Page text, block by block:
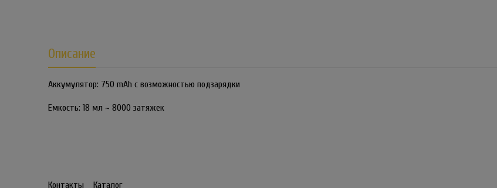
Описание
Аккумулятор: 750 mAh с возможностью подзарядки
Емкость: 18 мл ~ 8000 затяжек
Контакты Каталог